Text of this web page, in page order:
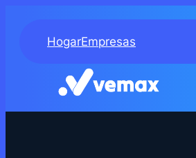
HogarEmpresas